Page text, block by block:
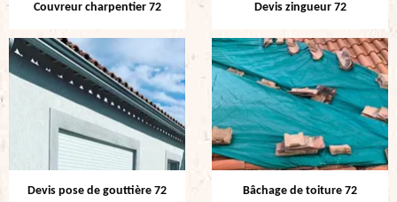
Couvreur charpentier 72 Devis zingueur 72
Devis pose de gouttière 72 Bâchage de toiture 72